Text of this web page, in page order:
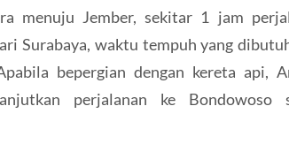
menuju Jember, sekitar 1 jam
Surabaya, waktu tempuh yang
bepergian dengan kereta api,
perjalanan ke